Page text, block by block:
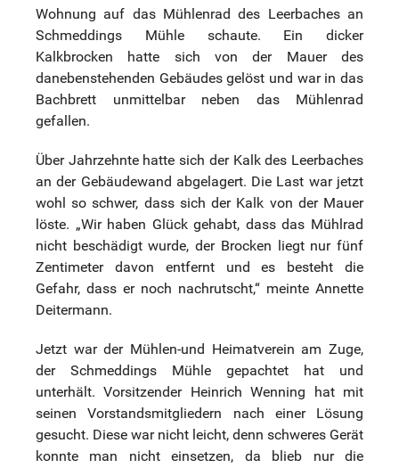
Wohnung auf das Mühlenrad des Leerbaches an
Schmeddings Mühle schaute. Ein dicker
Kalkbrocken hatte sich von der Mauer des
danebenstehenden Gebäudes gelöst und war in das
Bachbrett unmittelbar neben das Mühlenrad
gefallen.
Über Jahrzehnte hatte sich der Kalk des Leerbaches
an der Gebäudewand abgelagert. Die Last war jetzt
wohl so schwer, dass sich der Kalk von der Mauer
löste. „Wir haben Glück gehabt, dass das Mühlrad
nicht beschädigt wurde, der Brocken liegt nur fünf
Zentimeter davon entfernt und es besteht die
Gefahr, dass er noch nachrutscht,“ meinte Annette
Deitermann.
Jetzt war der Mühlen-und Heimatverein am Zuge,
der Schmeddings Mühle gepachtet hat und
unterhält. Vorsitzender Heinrich Wenning hat mit
seinen Vorstandsmitgliedern nach einer Lösung
gesucht. Diese war nicht leicht, denn schweres Gerät
konnte man nicht einsetzen, da blieb nur die